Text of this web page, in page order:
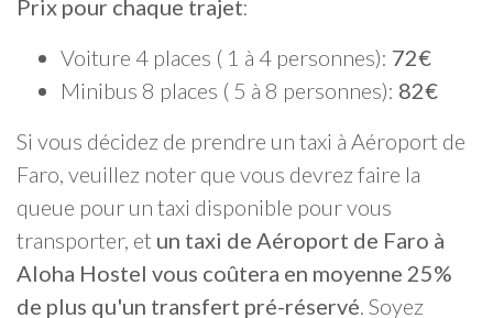
Prix pour chaque trajet:
Voiture 4 places ( 1 à 4 personnes): 72€
Minibus 8 places ( 5 à 8 personnes): 82€
Si vous décidez de prendre un taxi à Aéroport de
Faro, veuillez noter que vous devrez faire la
queue pour un taxi disponible pour vous
transporter, et un taxi de Aéroport de Faro à
Aloha Hostel vous coûtera en moyenne 25%
de plus qu'un transfert pré-réservé. Soyez